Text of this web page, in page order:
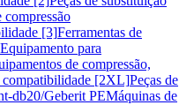
compressão
[3]Ferramentas de
Equipamento para
de compressão,
compatibilidade [2XL]Peças de
db20/Geberit PEMáquinas de